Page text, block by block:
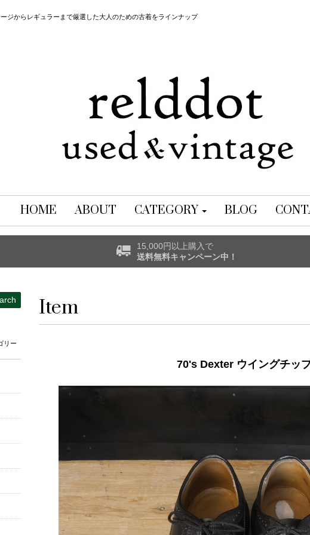
ジからレギュラーまで厳選した大人のための古着をラインナップ
HOME ABOUT CATEGORY BLOG
15,000円以上購入で
送料無料キャンペーン中！
Item
70's Dexter ウイングチッ
リー